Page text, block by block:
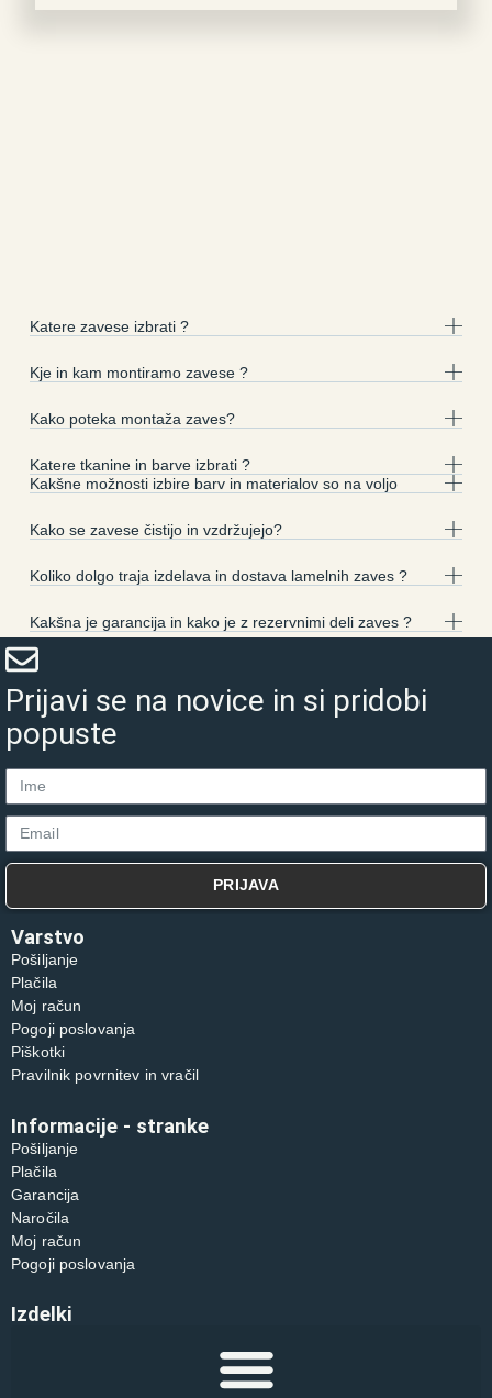
Katere zavese izbrati ?
Kje in kam montiramo zavese ?
Kako poteka montaža zaves?
Katere tkanine in barve izbrati ?
Kakšne možnosti izbire barv in materialov so na voljo
Kako se zavese čistijo in vzdržujejo?
Koliko dolgo traja izdelava in dostava lamelnih zaves ?
Kakšna je garancija in kako je z rezervnimi deli zaves ?
Prijavi se na novice in si pridobi
popuste
PRIJAVA
Varstvo
Pošiljanje
Plačila
Moj račun
Pogoji poslovanja
Piškotki
Pravilnik povrnitev in vračil
Informacije - stranke
Pošiljanje
Plačila
Garancija
Naročila
Moj račun
Pogoji poslovanja
Izdelki